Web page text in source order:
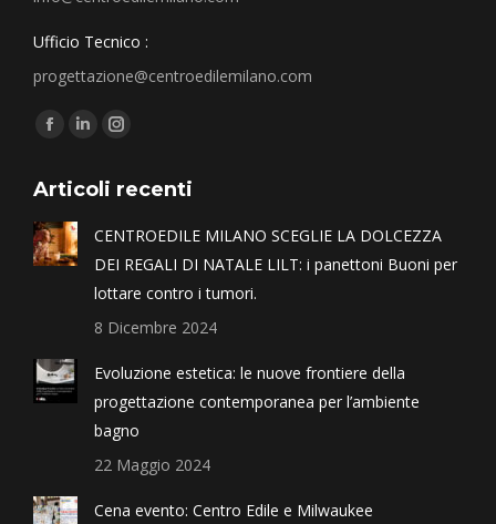
Ufficio Tecnico :
progettazione@centroedilemilano.com
Find us on:
Articoli recenti
CENTROEDILE MILANO SCEGLIE LA DOLCEZZA
DEI REGALI DI NATALE LILT: i panettoni Buoni per
lottare contro i tumori.
8 Dicembre 2024
Evoluzione estetica: le nuove frontiere della
progettazione contemporanea per l’ambiente
bagno
22 Maggio 2024
Cena evento: Centro Edile e Milwaukee